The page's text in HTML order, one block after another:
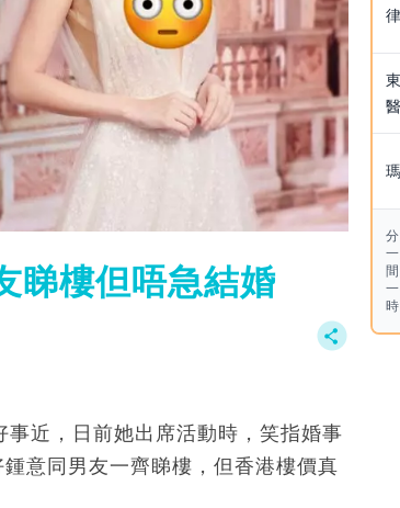
睇樓但唔急結婚
近，日前她出席活動時，笑指婚事
意同男友一齊睇樓，但香港樓價真